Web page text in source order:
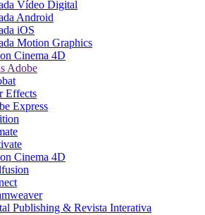
Vídeo Digital
Android
iOS
Motion Graphics
Cinema 4D
Adobe
Effects
Express
Cinema 4D
Publishing & Revista Interativa